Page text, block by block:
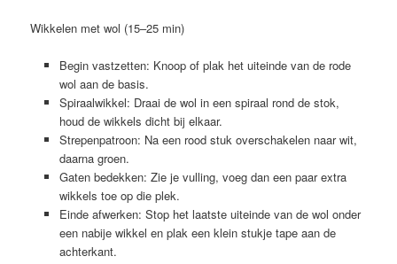
Wikkelen met wol (15–25 min)
Begin vastzetten: Knoop of plak het uiteinde van de rode
wol aan de basis.
Spiraalwikkel: Draai de wol in een spiraal rond de stok,
houd de wikkels dicht bij elkaar.
Strepenpatroon: Na een rood stuk overschakelen naar wit,
daarna groen.
Gaten bedekken: Zie je vulling, voeg dan een paar extra
wikkels toe op die plek.
Einde afwerken: Stop het laatste uiteinde van de wol onder
een nabije wikkel en plak een klein stukje tape aan de
achterkant.